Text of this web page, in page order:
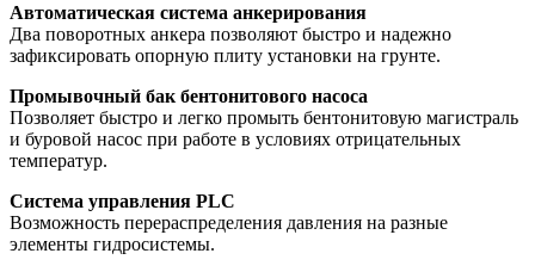
Автоматическая система анкерирования
Два поворотных анкера позволяют быстро и надежно
зафиксировать опорную плиту установки на грунте.
Промывочный бак бентонитового насоса
Позволяет быстро и легко промыть бентонитовую магистраль
и буровой насос при работе в условиях отрицательных
температур.
Система управления PLC
Возможность перераспределения давления на разные
элементы гидросистемы.